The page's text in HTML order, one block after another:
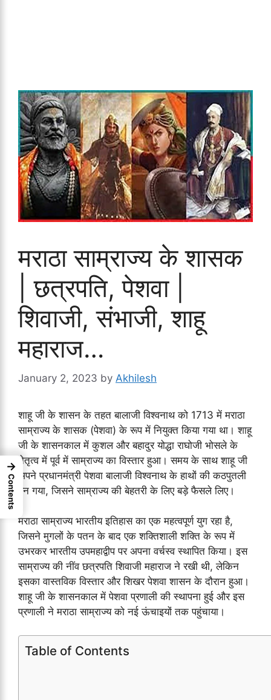
मराठा साम्राज्य के शासक
| छत्रपति, पेशवा |
शिवाजी, संभाजी, शाहू
महाराज…
January 2, 2023 by Akhilesh
शाहू जी के शासन के तहत बालाजी विश्वनाथ को 1713 में मराठा
साम्राज्य के शासक (पेशवा) के रूप में नियुक्त किया गया था। शाहू
जी के शासनकाल में कुशल और बहादुर योद्धा राघोजी भोसले के
नेतृत्व में पूर्व में साम्राज्य का विस्तार हुआ। समय के साथ शाहू जी
अपने प्रधानमंत्री पेशवा बालाजी विश्वनाथ के हाथों की कठपुतली
बन गया, जिसने साम्राज्य की बेहतरी के लिए बड़े फैसले लिए।
मराठा साम्राज्य भारतीय इतिहास का एक महत्वपूर्ण युग रहा है,
जिसने मुगलों के पतन के बाद एक शक्तिशाली शक्ति के रूप में
उभरकर भारतीय उपमहाद्वीप पर अपना वर्चस्व स्थापित किया। इस
साम्राज्य की नींव छत्रपति शिवाजी महाराज ने रखी थी, लेकिन
इसका वास्तविक विस्तार और शिखर पेशवा शासन के दौरान हुआ।
शाहू जी के शासनकाल में पेशवा प्रणाली की स्थापना हुई और इस
प्रणाली ने मराठा साम्राज्य को नई ऊंचाइयों तक पहुंचाया।
Table of Contents
→
Contents